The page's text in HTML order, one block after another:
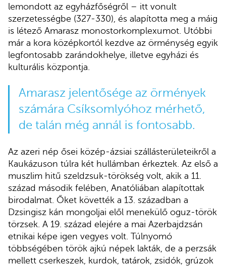
lemondott az egyházfőségről – itt vonult
szerzetességbe (327-330), és alapította meg a máig
is létező Amarasz monostorkomplexumot. Utóbbi
már a kora középkortól kezdve az örménység egyik
legfontosabb zarándokhelye, illetve egyházi és
kulturális központja.
Amarasz jelentősége az örmények
számára Csíksomlyóhoz mérhető,
de talán még annál is fontosabb.
Az azeri nép ősei közép-ázsiai szállásterületeikről a
Kaukázuson túlra két hullámban érkeztek. Az első a
muszlim hitű szeldzsuk-törökség volt, akik a 11.
század második felében, Anatóliában alapítottak
birodalmat. Őket követték a 13. században a
Dzsingisz kán mongoljai elől menekülő oguz-török
törzsek. A 19. század elejére a mai Azerbajdzsán
etnikai képe igen vegyes volt. Túlnyomó
többségében török ajkú népek lakták, de a perzsák
mellett cserkeszek, kurdok, tatárok, zsidók, grúzok